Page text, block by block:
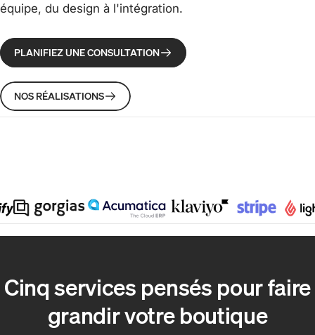
équipe, du design à l'intégration.
PLANIFIEZ UNE CONSULTATION
NOS RÉALISATIONS
Cinq services pensés pour faire
grandir votre boutique